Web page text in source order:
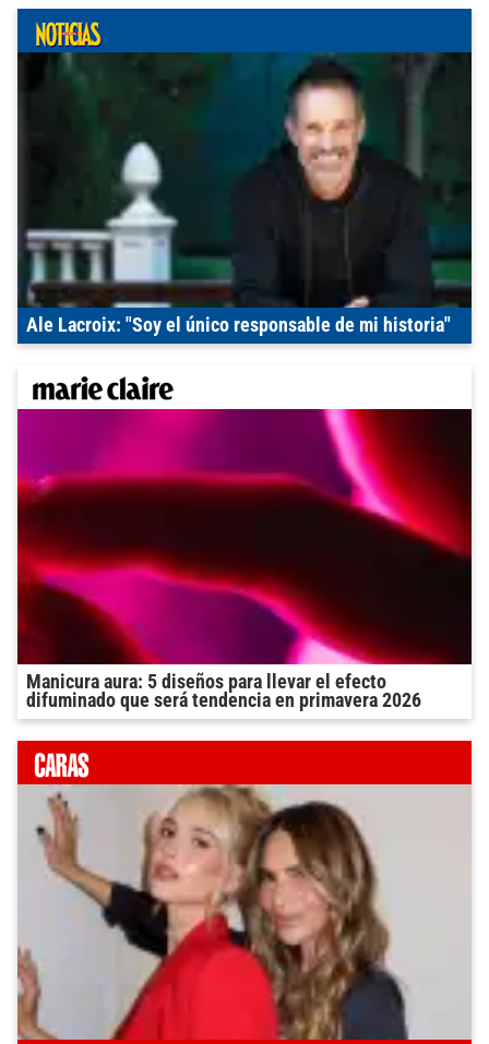
Ale Lacroix: "Soy el único responsable de mi historia"
Manicura aura: 5 diseños para llevar el efecto
difuminado que será tendencia en primavera 2026